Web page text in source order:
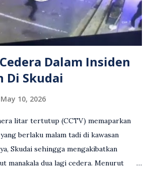
Grab kerana campur tangan.
turut meminta pihak berkuasa
tegas, manakala ada yang bersimpati
menjadi mangs...
Dalam Insiden
Di Skudai
May 10, 2026
litar tertutup (CCTV) memaparkan
berlaku malam tadi di kawasan
Skudai sehingga mengakibatkan
manakala dua lagi cedera. Menurut